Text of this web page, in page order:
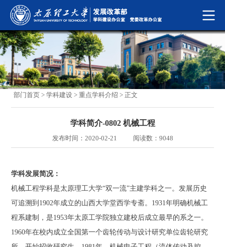
部门首页 >学科建设 >重点学科介绍 > 正文
学科简介-0802 机械工程
发布时间：2020-02-21 阅读数： 9048
学科发展简况：
机械工程学科是太原理工大学“双一流”主建学科之一。发展历史
可追溯到1902年成立的山西大学堂西学专斋。1931年明确机械工
程系建制，是1953年太原工学院独立建校后成立最早的系之一。
1960年在校内成立全国第一个齿轮传动与设计研究单位齿轮研究